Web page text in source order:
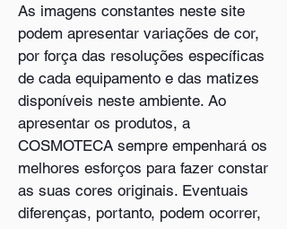
As imagens constantes neste site
podem apresentar variações de cor,
por força das resoluções específicas
de cada equipamento e das matizes
disponíveis neste ambiente. Ao
apresentar os produtos, a
COSMOTECA sempre empenhará os
melhores esforços para fazer constar
as suas cores originais. Eventuais
diferenças, portanto, podem ocorrer,